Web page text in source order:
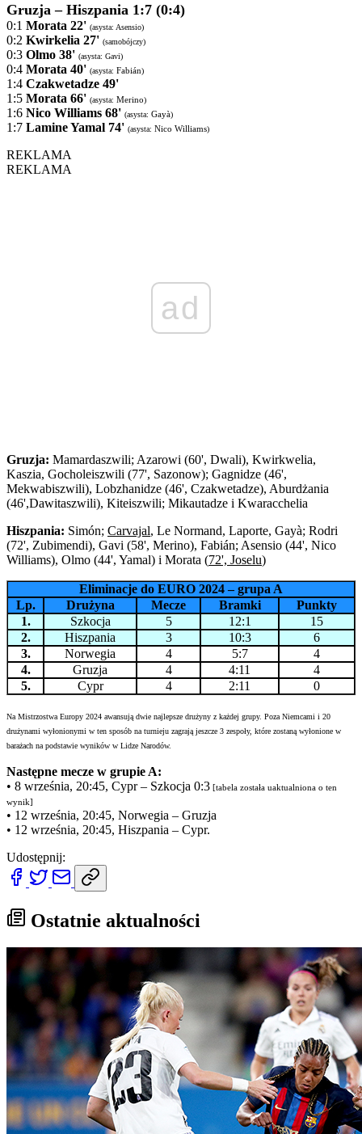
Gruzja – Hiszpania 1:7 (0:4)
0:1 Morata 22' (asysta: Asensio)
0:2 Kwirkelia 27' (samobójczy)
0:3 Olmo 38' (asysta: Gavi)
0:4 Morata 40' (asysta: Fabián)
1:4 Czakwetadze 49'
1:5 Morata 66' (asysta: Merino)
1:6 Nico Williams 68' (asysta: Gayà)
1:7 Lamine Yamal 74' (asysta: Nico Williams)
REKLAMA
REKLAMA
ad
Gruzja: Mamardaszwili; Azarowi (60', Dwali), Kwirkwelia,
Kaszia, Gocholeiszwili (77', Sazonow); Gagnidze (46',
Mekwabiszwili), Lobzhanidze (46', Czakwetadze), Aburdżania
(46',Dawitaszwili), Kiteiszwili; Mikautadze i Kwaracchelia
Hiszpania: Simón; Carvajal, Le Normand, Laporte, Gayà; Rodri
(72', Zubimendi), Gavi (58', Merino), Fabián; Asensio (44', Nico
Williams), Olmo (44', Yamal) i Morata (72', Joselu)
Eliminacje do EURO 2024 – grupa A
Lp.
Drużyna Mecze Bramki
Punkty
1.
Szkocja 5 12:1
15
2.
Hiszpania 3 10:3
6
3.
Norwegia 4 5:7
4
4.
Gruzja 4 4:11
4
5.
Cypr 4 2:11 0
Na Mistrzostwa Europy 2024 awansują dwie najlepsze drużyny z każdej grupy. Poza Niemcami i 20
drużynami wyłonionymi w ten sposób na turnieju zagrają jeszcze 3 zespoły, które zostaną wyłonione w
barażach na podstawie wyników w Lidze Narodów.
Następne mecze w grupie A:
• 8 września, 20:45, Cypr – Szkocja 0:3 [tabela została uaktualniona o ten
wynik]
• 12 września, 20:45, Norwegia – Gruzja
• 12 września, 20:45, Hiszpania – Cypr.
Udostępnij:
Ostatnie aktualności